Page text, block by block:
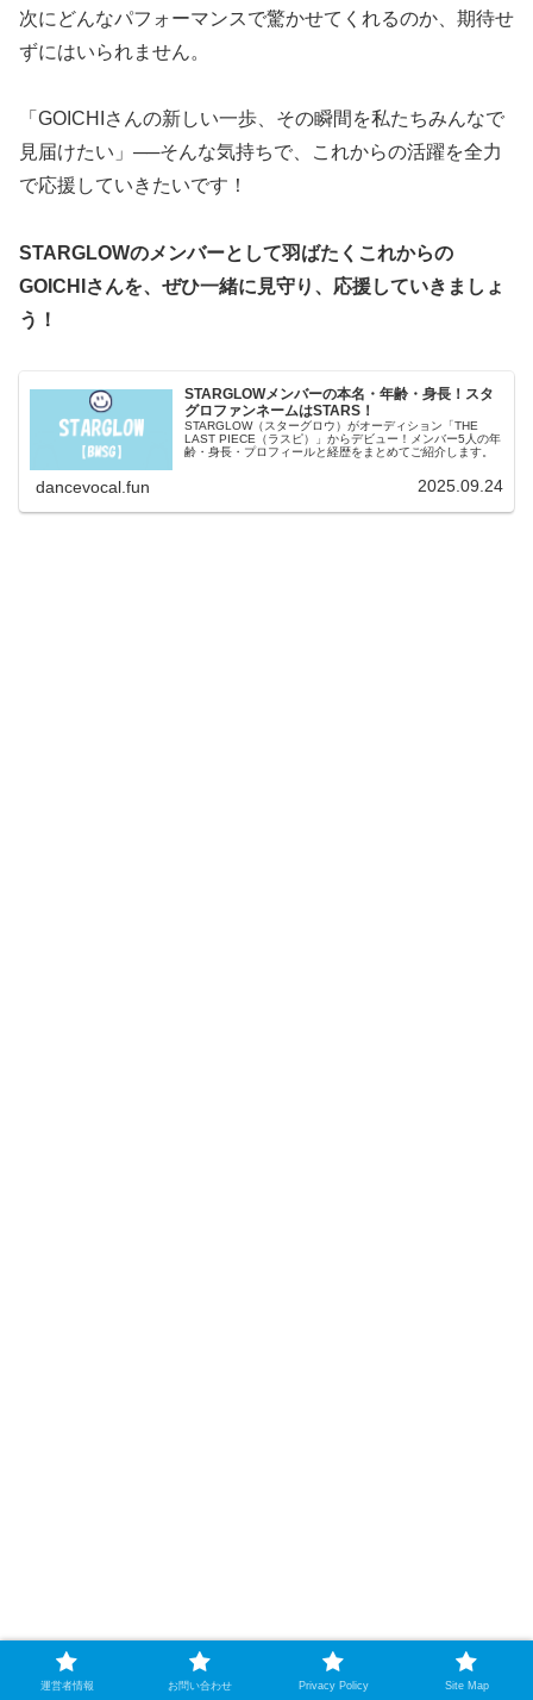
次にどんなパフォーマンスで驚かせてくれるのか、期待せ
ずにはいられません。
「GOICHIさんの新しい一歩、その瞬間を私たちみんなで
見届けたい」──そんな気持ちで、これからの活躍を全力
で応援していきたいです！
STARGLOWのメンバーとして羽ばたくこれからの
GOICHIさんを、ぜひ一緒に見守り、応援していきましょ
う！
STARGLOWメンバーの本名・年齢・身長！スタ
グロファンネームはSTARS！
STARGLOW（スターグロウ）がオーディション「THE
LAST PIECE（ラスピ）」からデビュー！メンバー5人の年
齢・身長・プロフィールと経歴をまとめてご紹介します。
dancevocal.fun 2025.09.24
運営者情報 お問い合わせ Privacy Policy Site Map